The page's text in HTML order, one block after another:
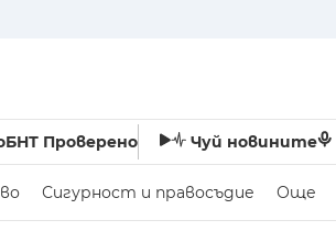
БНТ Проверено Чуй новините
Сигурност и правосъдие Още